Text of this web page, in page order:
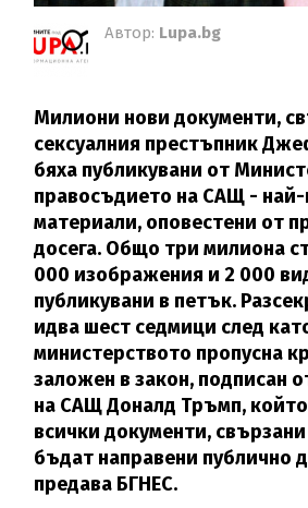
Автор: Lupa.bg
Милиони нови документи,
сексуалния престъпник
бяха публикувани от
правосъдието на САЩ -
материали, оповестени от
досега. Общо три милиона
000 изображения и 2 000
публикувани в петък.
идва шест седмици след
министерството пропусна
заложен в закон, подписан
на САЩ Доналд Тръмп,
всички документи,
бъдат направени публично
предава БГНЕС.